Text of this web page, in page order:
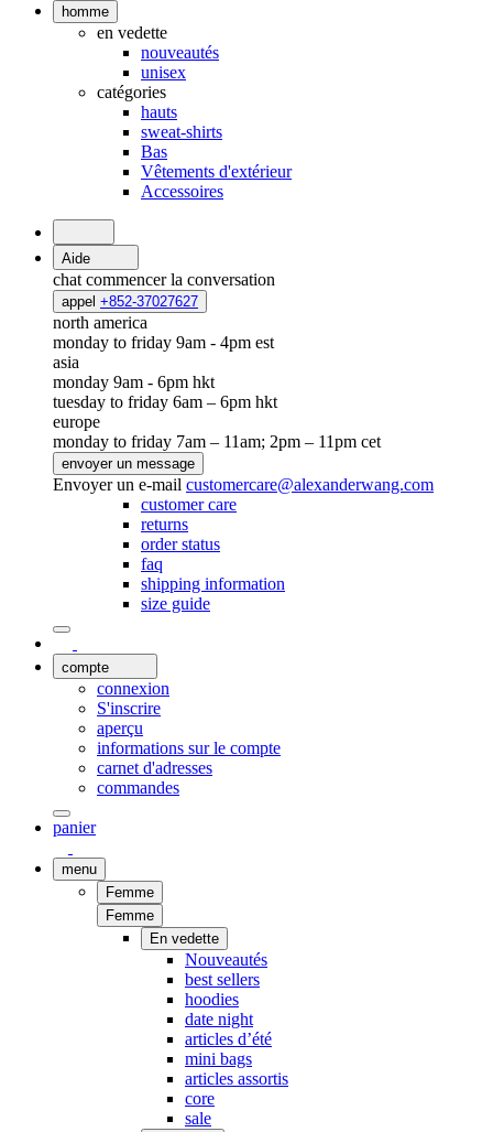
homme
en vedette
nouveautés
unisex
catégories
hauts
sweat-shirts
Bas
Vêtements d'extérieur
Accessoires
Aide
chat commencer la conversation
appel +852-37027627
north america
monday to friday 9am - 4pm est
asia
monday 9am - 6pm hkt
tuesday to friday 6am – 6pm hkt
europe
monday to friday 7am – 11am; 2pm – 11pm cet
envoyer un message
Envoyer un e-mail customercare@alexanderwang.com
customer care
returns
order status
faq
shipping information
size guide
compte
connexion
S'inscrire
aperçu
informations sur le compte
carnet d'adresses
commandes
panier
menu
Femme
Femme
En vedette
Nouveautés
best sellers
hoodies
date night
articles d’été
mini bags
articles assortis
core
sale